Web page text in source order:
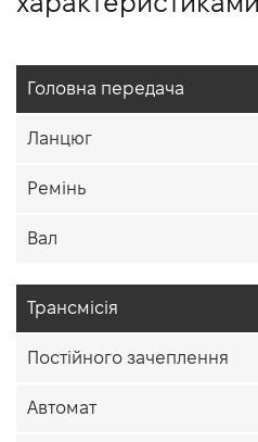
Головна передача
Ланцюг
Ремінь
Вал
Трансмісія
Постійного зачеплення
Автомат